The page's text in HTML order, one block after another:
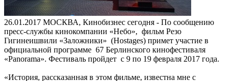
26.01.2017 МОСКВА, Кинобизнес сегодня - По сообщению
пресс-службы кинокомпании «Небо», фильм Резо
Гигинеишвили «Заложники» (Hostages) примет участие в
официальной программе 67 Берлинского кинофестиваля
«Panorama». Фестиваль пройдет с 9 по 19 февраля 2017 года.
«История, рассказанная в этом фильме, известна мне с